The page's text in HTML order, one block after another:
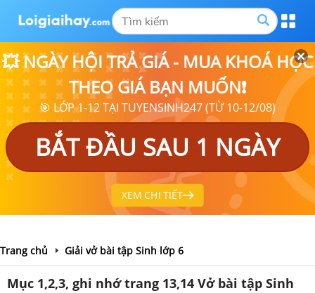
💥 NGÀY HỘI TRẢ GIÁ - MUA KHOÁ HỌC
THEO GIÁ BẠN MUỐN❗
🎯 LỚP 1-12 TẠI TUYENSINH247 (TỪ 10-12/08)
BẮT ĐẦU SAU 1 NGÀY
XEM CHI TIẾT
Trang chủ Giải vở bài tập Sinh lớp 6
Mục 1,2,3, ghi nhớ trang 13,14 Vở bài tập Sinh